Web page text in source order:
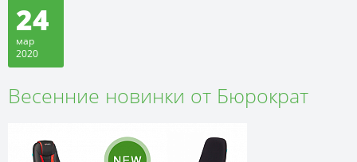
24
мар
2020
Весенние новинки от Бюрократ